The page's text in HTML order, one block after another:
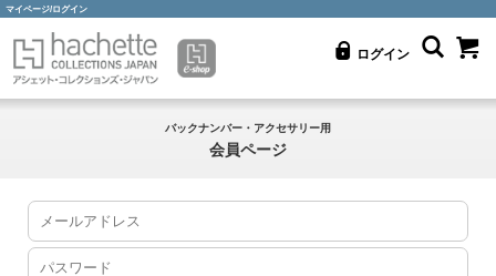
マイページ/ログイン
ログイン
バックナンバー・アクセサリー用
会員ページ